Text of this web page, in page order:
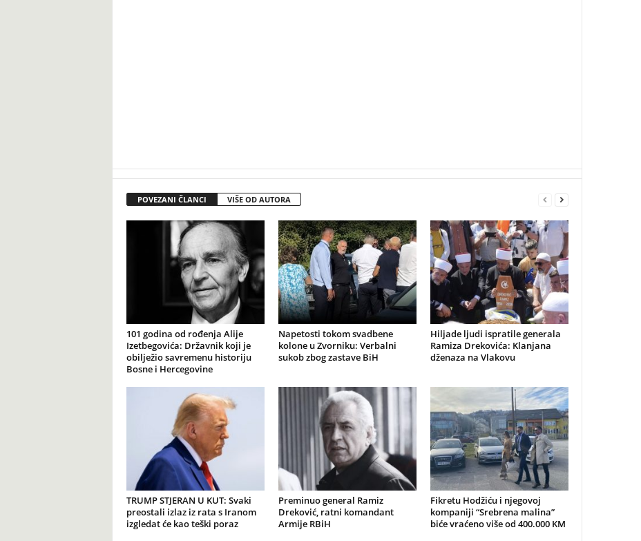
POVEZANI ČLANCI VIŠE OD AUTORA
101 godina od rođenja Alije
Izetbegovića: Državnik koji je
obilježio savremenu historiju
Bosne i Hercegovine
Napetosti tokom svadbene
kolone u Zvorniku: Verbalni
sukob zbog zastave BiH
Hiljade ljudi ispratile generala
Ramiza Drekovića: Klanjana
dženaza na Vlakovu
TRUMP STJERAN U KUT: Svaki
preostali izlaz iz rata s Iranom
izgledat će kao teški poraz
Preminuo general Ramiz
Dreković, ratni komandant
Armije RBiH
Fikretu Hodžiću i njegovoj
kompaniji “Srebrena malina”
biće vraćeno više od 400.000 KM